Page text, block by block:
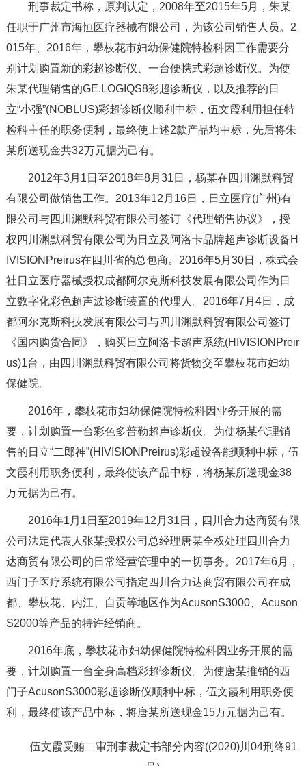
刑事裁定书称，原判认定，2008年至2015年5月，朱某
任职于广州市海恒医疗器械有限公司，为该公司销售人员。2
015年、2016年，攀枝花市妇幼保健院特检科因工作需要分
别计划购置新的彩超诊断仪、一台便携式彩超诊断仪。为使
朱某代理销售的GE.LOGIQS8彩超诊断仪，以及推荐的日
立“小强”(NOBLUS)彩超诊断仪顺利中标，伍文霞利用担任特
检科主任的职务便利，最终使上述2款产品均中标，先后将朱
某所送现金共32万元据为己有。
2012年3月1日至2018年8月31日，杨某在四川渊默科贸
有限公司做销售工作。2013年12月16日，日立医疗(广州)有
限公司与四川渊默科贸有限公司签订《代理销售协议》，授
权四川渊默科贸有限公司为日立及阿洛卡品牌超声诊断设备H
IVISIONPreirus在四川省的总包商。2016年5月30日，株式会
社日立医疗器械授权成都阿尔克斯科技发展有限公司作为日
立数字化彩色超声波诊断装置的代理人。2016年7月4日，成
都阿尔克斯科技发展有限公司与四川渊默科贸有限公司签订
《国内购货合同》，购买日立阿洛卡超声系统(HIVISIONPreir
us)1台，由四川渊默科贸有限公司将货物交至攀枝花市妇幼
保健院。
2016年，攀枝花市妇幼保健院特检科因业务开展的需
要，计划购置一台彩色多普勒超声诊断仪。为使杨某代理销
售的日立“二郎神”(HIVISIONPreirus)彩超设备能顺利中标，伍
文霞利用职务便利，最终使该产品中标，将杨某所送现金38
万元据为己有。
2016年1月1日至2019年12月31日，四川合力达商贸有限
公司法定代表人张某授权公司总经理唐某全权处理四川合力
达商贸有限公司的日常经营管理中的一切事务。2017年6月，
西门子医疗系统有限公司指定四川合力达商贸有限公司在成
都、攀枝花、内江、自贡等地区作为AcusonS3000、Acuson
S2000等产品的特许经销商。
2016年底，攀枝花市妇幼保健院特检科因业务开展的需
要，计划购置一台全身高档彩超诊断仪。为使唐某推销的西
门子AcusonS3000彩超诊断仪顺利中标，伍文霞利用职务便
利，最终使该产品中标，将唐某所送现金15万元据为己有。
伍文霞受贿二审刑事裁定书部分内容((2020)川04刑终91